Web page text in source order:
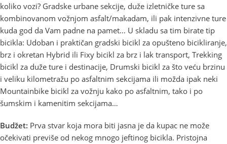
koliko vozi? Gradske urbane sekcije, duže izletničke ture sa
kombinovanom vožnjom asfalt/makadam, ili pak intenzivne ture
kuda god da Vam padne na pamet… U skladu sa tim birate tip
bicikla: Udoban i praktičan gradski bicikl za opušteno bicikliranje,
brz i okretan Hybrid ili Fixy bicikl za brz i lak transport, Trekking
bicikl za duže ture i destinacije, Drumski bicikl za što veću brzinu
i veliku kilometražu po asfaltnim sekcijama ili možda ipak neki
Mountainbike bicikl za vožnju kako po asfaltnim, tako i po
šumskim i kamenitim sekcijama…
Budžet: Prva stvar koja mora biti jasna je da kupac ne može
očekivati previše od nekog mnogo jeftinog bicikla. Pristojna